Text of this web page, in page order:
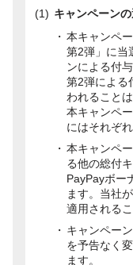
キャンペーン
本キャンペ
第2弾」に当
ンによる付
第2弾による
われること
本キャンペ
にはそれぞ
本キャンペ
る他の総付
PayPayボー
ます。当社
適用される
キャンペー
を予告なく
ます。